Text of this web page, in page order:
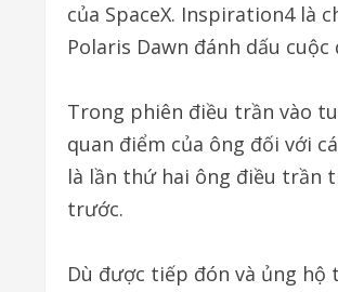
của SpaceX. Inspiration4 là
Polaris Dawn đánh dấu
Trong phiên điều trần vào
quan điểm của ông đối với
là lần thứ hai ông điều trần
trước.
Dù được tiếp đón và ủng hộ